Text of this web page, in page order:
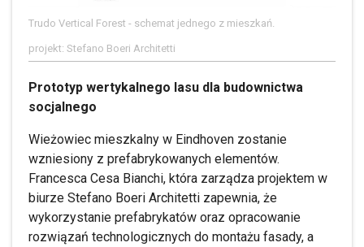
Trudo Vertical Forest - schemat jednego z mieszkań.
projekt: Stefano Boeri Architetti
Prototyp wertykalnego lasu dla budownictwa
socjalnego
Wieżowiec mieszkalny w Eindhoven zostanie
wzniesiony z prefabrykowanych elementów.
Francesca Cesa Bianchi, która zarządza projektem w
biurze Stefano Boeri Architetti zapewnia, że
wykorzystanie prefabrykatów oraz opracowanie
rozwiązań technologicznych do montażu fasady, a